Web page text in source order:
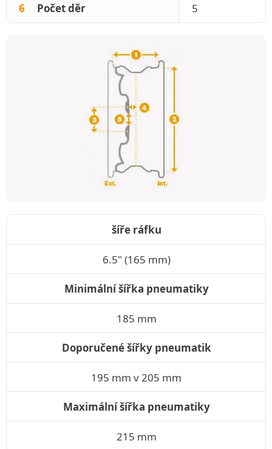
6 Počet děr 5
šíře ráfku
6.5" (165 mm)
Minimální šířka pneumatiky
185 mm
Doporučené šířky pneumatik
195 mm v 205 mm
Maximální šířka pneumatiky
215 mm